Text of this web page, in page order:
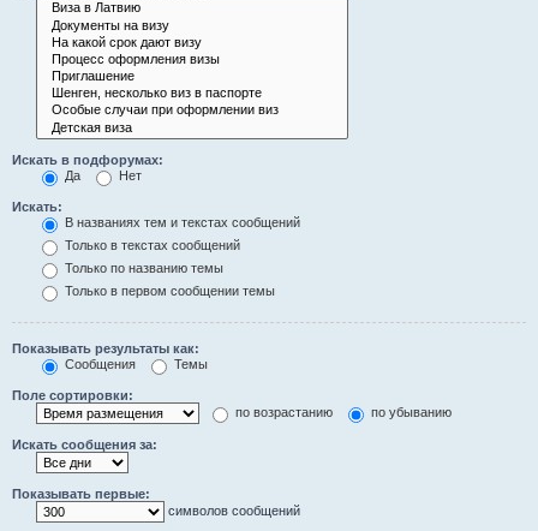
Искать в подфорумах:
Да
Нет
Искать:
В названиях тем и текстах сообщений
Только в текстах сообщений
Только по названию темы
Только в первом сообщении темы
Показывать результаты как:
Сообщения
Темы
Поле сортировки:
по возрастанию
по убыванию
Искать сообщения за:
Показывать первые:
символов сообщений